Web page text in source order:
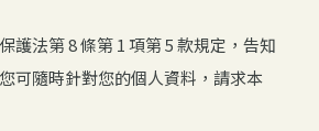
護法第 8 條第 1 項第 5 款規定，告知
可隨時針對您的個人資料，請求本